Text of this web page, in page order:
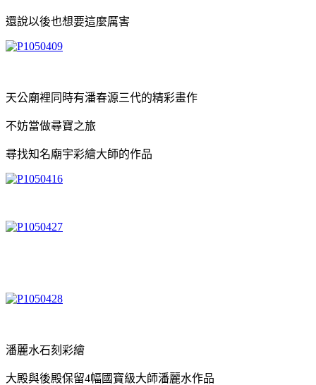
還說以後也想要這麼厲害
天公廟裡同時有潘春源三代的精彩畫作
不妨當做尋寶之旅
尋找知名廟宇彩繪大師的作品
潘麗水石刻彩繪
大殿與後殿保留4幅國寶級大師潘麗水作品